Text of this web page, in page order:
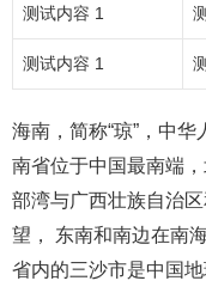
测试内容 1
测试内容 1
海南，简称“琼”，中
南省位于中国最南端
部湾与广西壮族自治
望， 东南和南边在南
省内的三沙市是中国